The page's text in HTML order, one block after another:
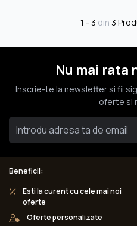
1 - 3 din 3
Nu mai rata
Inscrie-te la newsletter si fii
oferte si
Beneficii:
Esti la curent cu cele mai noi
oferte
Oferte personalizate